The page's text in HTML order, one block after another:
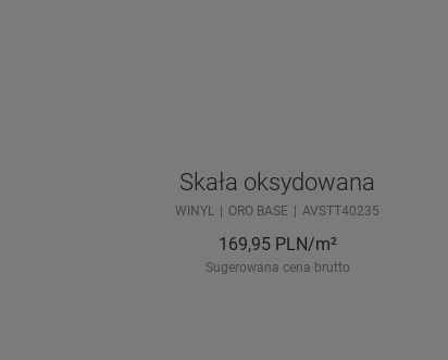
Skała oksydowana
WINYL ORO BASE AVSTT40235
169,95 PLN/m²
Sugerowana cena brutto